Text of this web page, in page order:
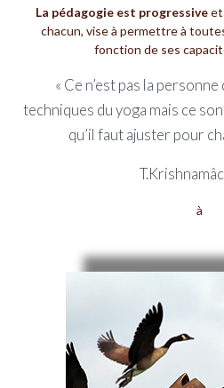
La pédagogie est progressiveet
chacun, vise à permettre à
fonction de ses
« Ce n’est pas la
techniques du yoga mais ce
qu’il faut ajuster pour
à